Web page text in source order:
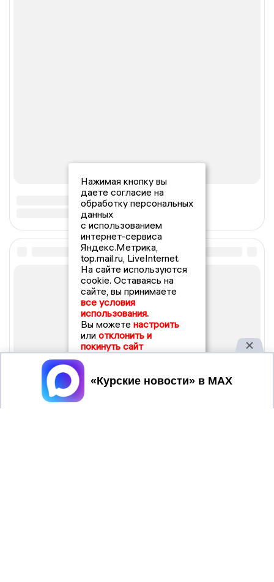
Нажимая кнопку вы
даете согласие на
обработку персональных
данных
с использованием
интернет-сервиса
Яндекс.Метрика,
top.mail.ru, LiveInternet.
На сайте используются
cookie. Оставаясь на
сайте, вы принимаете
все условия
использования.
Вы можете настроить
или отклонить и
покинуть сайт
Принять